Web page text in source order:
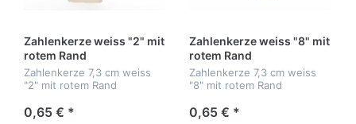
Zahlenkerze weiss "2" mit
rotem Rand
Zahlenkerze 7,3 cm weiss
"2" mit rotem Rand
0,65 € *
Zahlenkerze weiss "8" mit
rotem Rand
Zahlenkerze 7,3 cm weiss
"8" mit rotem Rand
0,65 € *